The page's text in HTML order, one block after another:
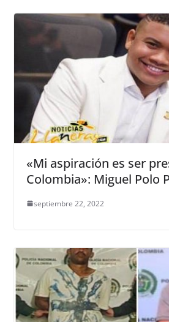
«Mi aspiración es ser
Colombia»: Miguel Polo
septiembre 22, 2022